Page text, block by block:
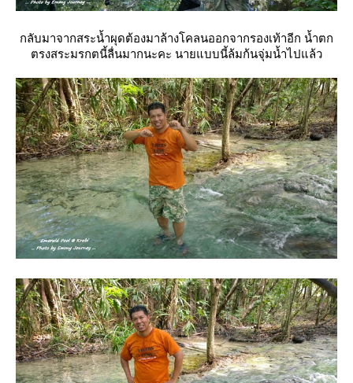
กลับมาจากสระน้ำผุดต้องมาล้างโคลนออกจากรองเท้าอีก น้ำตก
ตรงสระมรกตนี้ลื่นมากนะคะ นายแบบนี้ล้มก้นจุ่มน้ำไปแล้ว